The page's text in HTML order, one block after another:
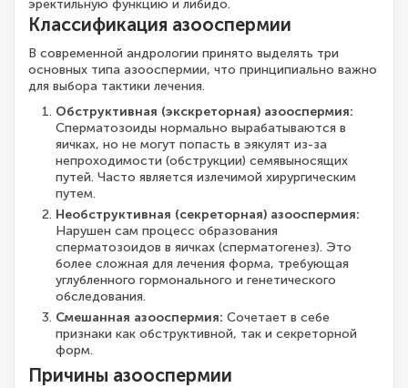
эректильную функцию и либидо.
Классификация азооспермии
В современной андрологии принято выделять три
основных типа азооспермии, что принципиально важно
для выбора тактики лечения.
Обструктивная (экскреторная) азооспермия:
Сперматозоиды нормально вырабатываются в
яичках, но не могут попасть в эякулят из-за
непроходимости (обструкции) семявыносящих
путей. Часто является излечимой хирургическим
путем.
Необструктивная (секреторная) азооспермия:
Нарушен сам процесс образования
сперматозоидов в яичках (сперматогенез). Это
более сложная для лечения форма, требующая
углубленного гормонального и генетического
обследования.
Смешанная азооспермия: Сочетает в себе
признаки как обструктивной, так и секреторной
форм.
Причины азооспермии